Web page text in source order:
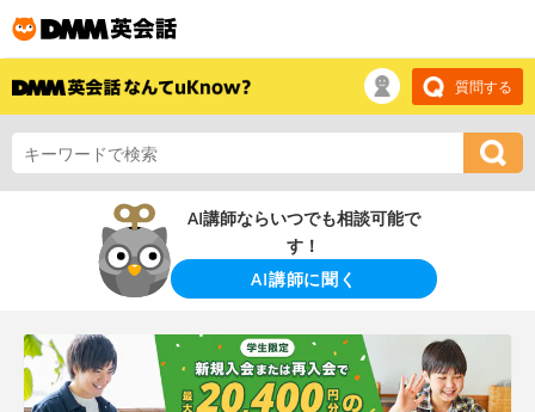
質問する
AI講師ならいつでも相談可能で
す！
AI講師に聞く